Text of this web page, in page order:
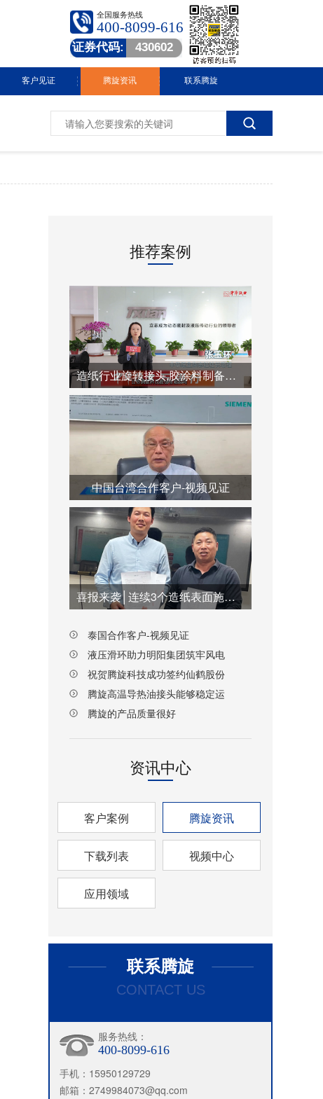
全国服务热线
400-8099-616
证券代码: 430602
客户见证 腾旋资讯
腾旋快讯
行业动态
联系腾旋
推荐案例
造纸行业旋转接头,胶涂料制备系统,蒸汽冷凝水系统运用
中国台湾合作客户-视频见证
喜报来袭│连续3个造纸表面施胶系统订单签订合作，共创双赢未来！
泰国合作客户-视频见证
液压滑环助力明阳集团筑牢风电
设备传动安全防线
祝贺腾旋科技成功签约仙鹤股份
湖北项目！
腾旋高温导热油接头能够稳定运
行
腾旋的产品质量很好
资讯中心
客户案例 腾旋资讯
下载列表 视频中心
应用领域
联系腾旋
CONTACT US
服务热线：
400-8099-616
手机：15950129729
邮箱：2749984073@qq.com